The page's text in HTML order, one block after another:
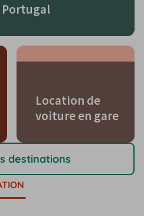
Location de
voiture en gare
destinations